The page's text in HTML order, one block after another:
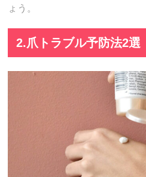
ょう。
2.爪トラブル予防法2選